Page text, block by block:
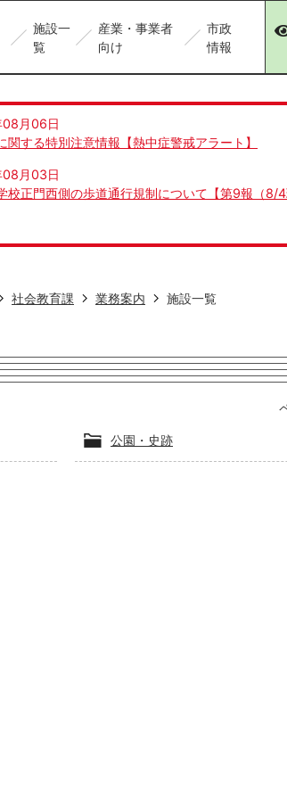
施設一
覧
産業・事業者
向け
市政
情報
月06日
関する特別注意情報【熱中症警戒アラート】
月03日
校正門西側の歩道通行規制について【第9報（8/4
社会教育課 業務案内 施設一覧
公園・史跡